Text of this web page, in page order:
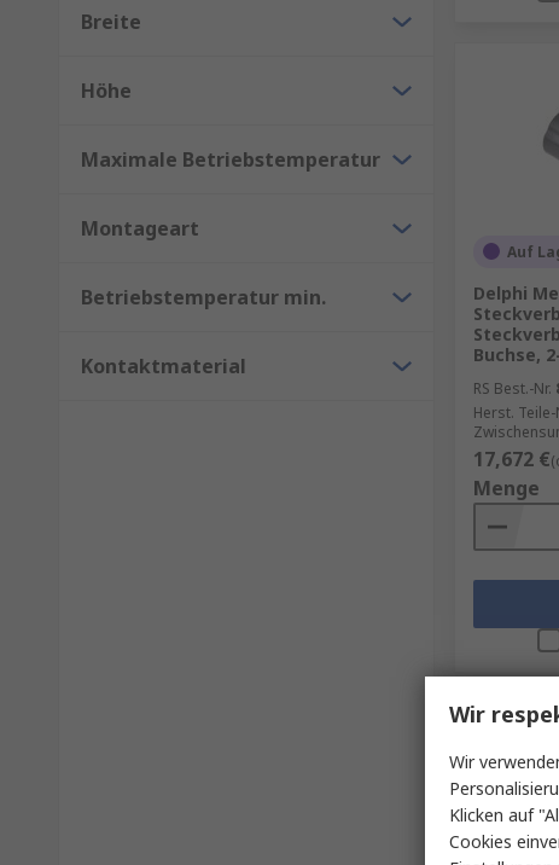
Breite
Höhe
Maximale Betriebstemperatur
Montageart
Betriebstemperatur min.
Kontaktmaterial
Auf
Delphi
Buchse,
RS Best.-Nr.
Herst. Teile-
17,672 €
Menge
Wir
Wir
Klicken auf
Cookies